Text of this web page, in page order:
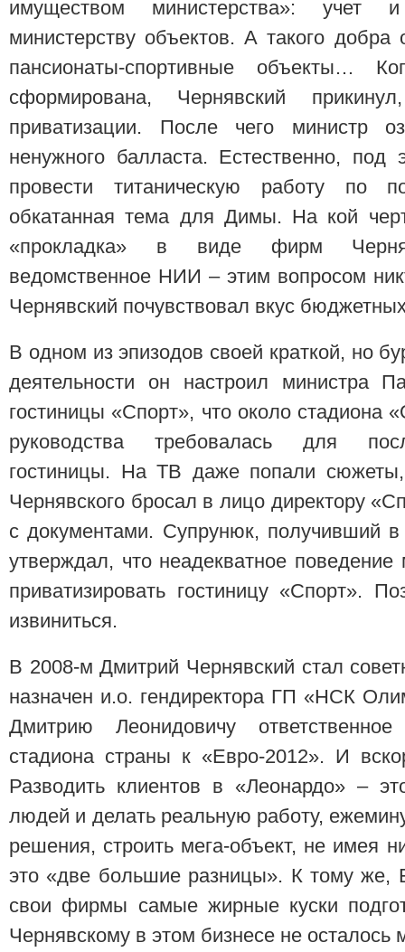
имуществом министерства»: учет
министерству объектов. А такого добра
пансионаты-спортивные объекты…
сформирована, Чернявский
приватизации. После чего министр
ненужного балласта. Естественно, под
провести титаническую работу по
обкатанная тема для Димы. На кой
«прокладка» в виде фирм
ведомственное НИИ – этим вопросом
Чернявский почувствовал вкус
В одном из эпизодов своей краткой, но
деятельности он настроил министра
гостиницы «Спорт», что около стадиона
руководства требовалась для
гостиницы. На ТВ даже попали сюжеты,
Чернявского бросал в лицо директору
с документами. Супрунюк, получивший в
утверждал, что неадекватное
приватизировать гостиницу «Спорт».
извиниться.
В 2008-м Дмитрий Чернявский стал
назначен и.о. гендиректора ГП «НСК
Дмитрию Леонидовичу
стадиона страны к «Евро-2012». И
Разводить клиентов в «Леонардо» –
людей и делать реальную работу,
решения, строить мега-объект, не имея
это «две большие разницы». К тому же,
свои фирмы самые жирные куски
Чернявскому в этом бизнесе не осталось